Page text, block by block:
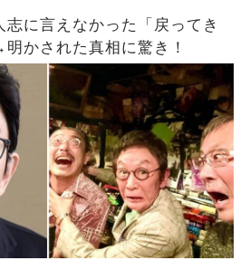
に言えなかった「戻ってき
かされた真相に驚き！